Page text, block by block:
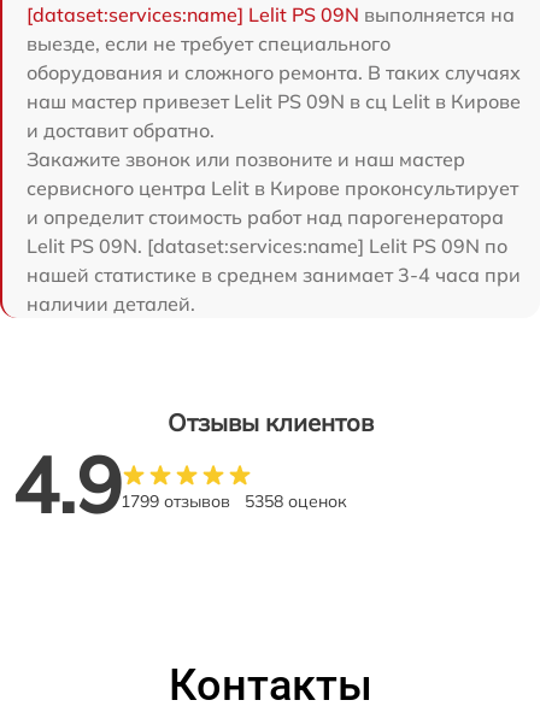
[dataset:services:name] Lelit PS 09N выполняется на
выезде, если не требует специального
оборудования и сложного ремонта. В таких случаях
наш мастер привезет Lelit PS 09N в сц Lelit в Кирове
и доставит обратно.
Закажите звонок или позвоните и наш мастер
сервисного центра Lelit в Кирове проконсультирует
и определит стоимость работ над парогенератора
Lelit PS 09N. [dataset:services:name] Lelit PS 09N по
нашей статистике в среднем занимает 3-4 часа при
наличии деталей.
Отзывы клиентов
4.91799 отзывов 5358 оценок
Контакты